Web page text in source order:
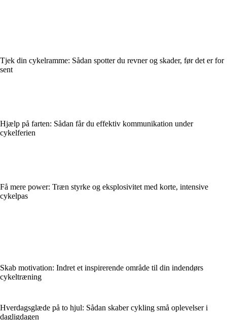
Tjek din cykelramme: Sådan spotter du revner og skader, før det er for
sent
Hjælp på farten: Sådan får du effektiv kommunikation under
cykelferien
Få mere power: Træn styrke og eksplosivitet med korte, intensive
cykelpas
Skab motivation: Indret et inspirerende område til din indendørs
cykeltræning
Hverdagsglæde på to hjul: Sådan skaber cykling små oplevelser i
dagligdagen